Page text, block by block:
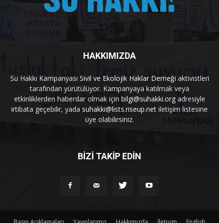
HAKKIMIZDA
Su Hakkı Kampanyası Sivil ve Ekolojik Haklar Derneği aktivistleri
tarafından yürütülüyor. Kampanyaya katılmak veya
etkinliklerden haberdar olmak için bilgi@suhakki.orgadresiyle
irtibata geçebilir, yada suhakki@lists.riseup.net iletişim listesine
üye olabilirsiniz.
BİZİ TAKİP EDİN